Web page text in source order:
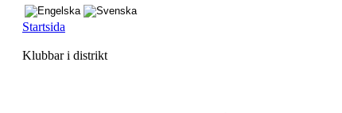
Startsida
Klubbar i distrikt